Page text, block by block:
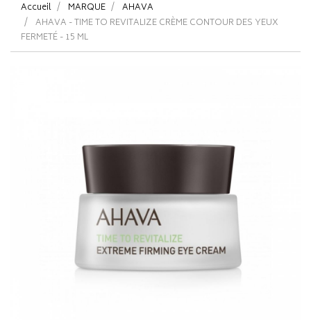
Accueil MARQUE
AHAVA
AHAVA - TIME TO REVITALIZE CRÈME CONTOUR DES YEUX
FERMETÉ - 15 ML